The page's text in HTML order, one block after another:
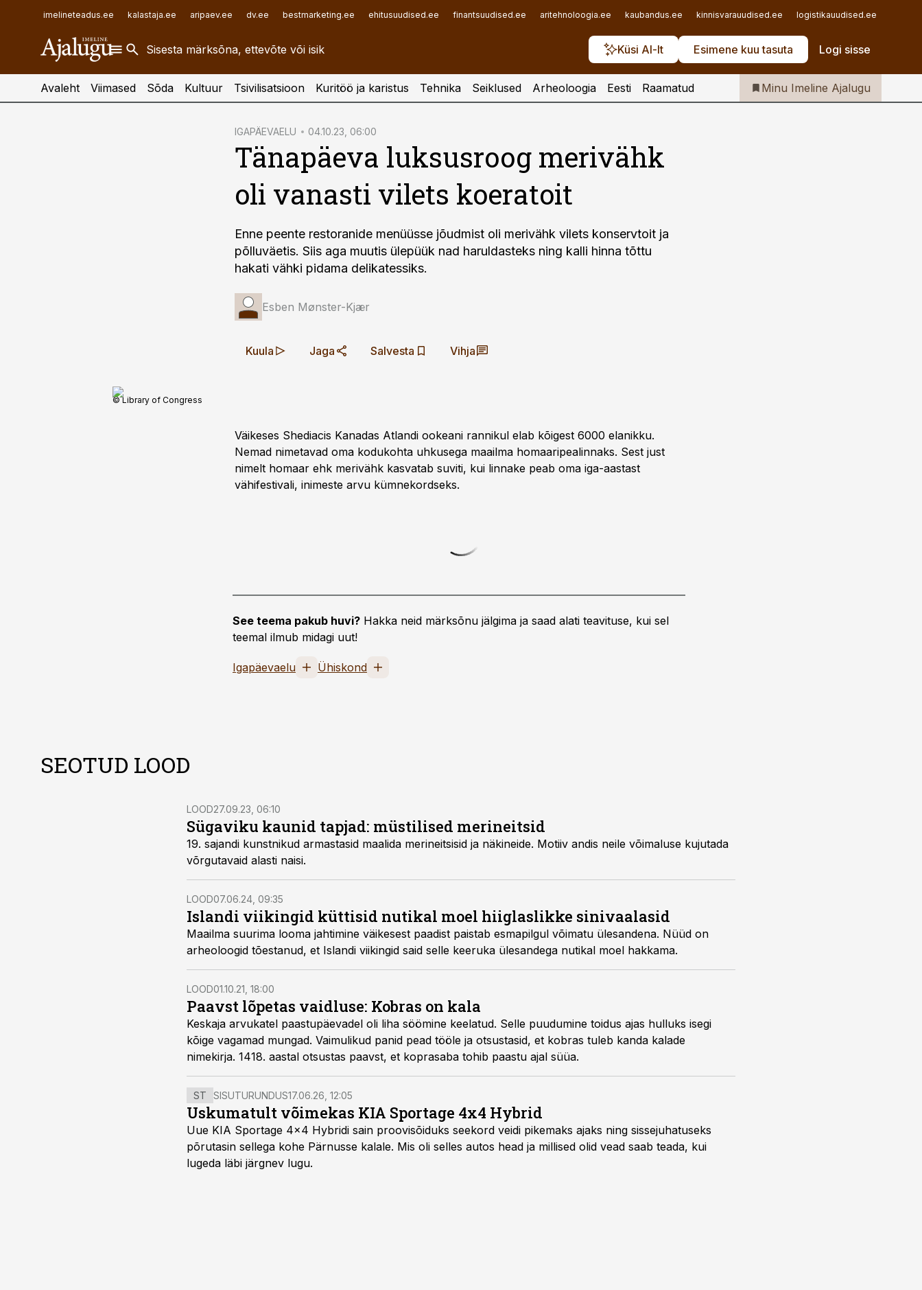
imelineteadus.ee kalastaja.ee aripaev.ee dv.ee bestmarketing.ee ehitusuudised.ee finantsuudised.ee aritehnoloogia.ee kaubandus.ee kinnisvarauudised.ee logistikauudised.ee
Küsi AI-lt Esimene kuu tasuta Logi sisse
finantsuudised.ee
aritehnoloogia.ee
toostusuudised.ee
Iseteenindus
Telli Imeline Ajalugu
Avaleht Viimased Sõda Kultuur Tsivilisatsioon Kuritöö ja karistus Tehnika Seiklused Arheoloogia Eesti Raamatud Minu Imeline Ajalugu
IGAPÄEVAELU 04.10.23, 06:00
Tänapäeva luksusroog merivähk
oli vanasti vilets koeratoit
Enne peente restoranide menüüsse jõudmist oli merivähk vilets konservtoit ja
põlluväetis. Siis aga muutis ülepüük nad haruldasteks ning kalli hinna tõttu
hakati vähki pidama delikatessiks.
Esben Mønster-Kjær
Kuula Jaga Salvesta Vihja
© Library of Congress
Väikeses Shediacis Kanadas Atlandi ookeani rannikul elab kõigest 6000 elanikku.
Nemad nimetavad oma kodukohta uhkusega maailma homaaripealinnaks. Sest just
nimelt homaar ehk merivähk kasvatab suviti, kui linnake peab oma iga-aastast
vähifestivali, inimeste arvu kümnekordseks.
See teema pakub huvi? Hakka neid märksõnu jälgima ja saad alati teavituse, kui sel
teemal ilmub midagi uut!
Igapäevaelu Ühiskond
SEOTUD LOOD
LOOD27.09.23, 06:10
Sügaviku kaunid tapjad: müstilised merineitsid
19. sajandi kunstnikud armastasid maalida merineitsisid ja näkineide. Motiiv andis neile võimaluse kujutada
võrgutavaid alasti naisi.
LOOD07.06.24, 09:35
Islandi viikingid küttisid nutikal moel hiiglaslikke sinivaalasid
Maailma suurima looma jahtimine väikesest paadist paistab esmapilgul võimatu ülesandena. Nüüd on
arheoloogid tõestanud, et Islandi viikingid said selle keeruka ülesandega nutikal moel hakkama.
LOOD01.10.21, 18:00
Paavst lõpetas vaidluse: Kobras on kala
Keskaja arvukatel paastupäevadel oli liha söömine keelatud. Selle puudumine toidus ajas hulluks isegi
kõige vagamad mungad. Vaimulikud panid pead tööle ja otsustasid, et kobras tuleb kanda kalade
nimekirja. 1418. aastal otsustas paavst, et koprasaba tohib paastu ajal süüa.
ST SISUTURUNDUS17.06.26, 12:05
Uskumatult võimekas KIA Sportage 4x4 Hybrid
Uue KIA Sportage 4x4 Hybridi sain proovisõiduks seekord veidi pikemaks ajaks ning sissejuhatuseks
põrutasin sellega kohe Pärnusse kalale. Mis oli selles autos head ja millised olid vead saab teada, kui
lugeda läbi järgnev lugu.